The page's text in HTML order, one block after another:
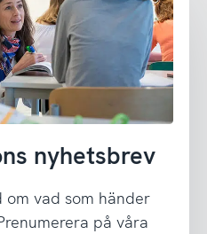
nyhetsbrev
vad som händer
på våra